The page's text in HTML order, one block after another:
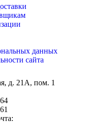
данных
сайта
д. 21А, пом. 1